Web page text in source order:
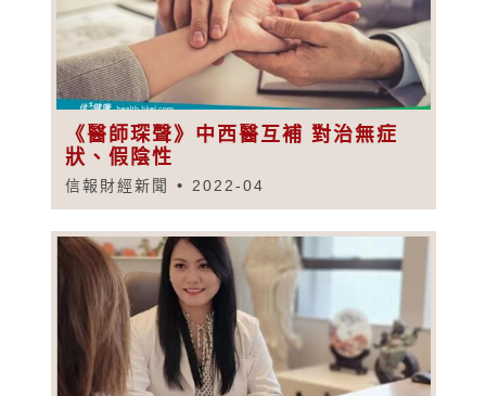
《醫師琛聲》中西醫互補 對治無症
狀、假陰性
信報財經新聞 2022-04